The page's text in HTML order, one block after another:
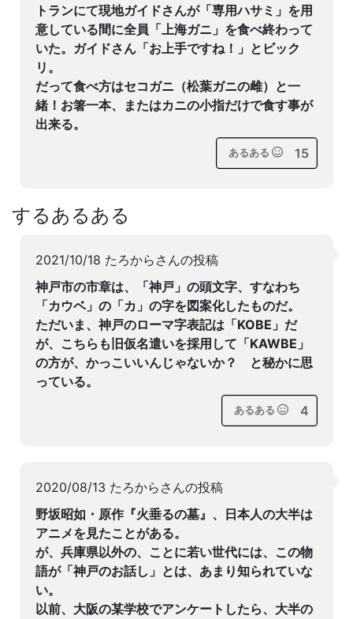
トランにて現地ガイドさんが「専用ハサミ」を用
意している間に全員「上海ガニ」を食べ終わって
いた。ガイドさん「お上手ですね！」とビック
リ。
だって食べ方はセコガニ（松葉ガニの雌）と一
緒！お箸一本、またはカニの小指だけで食す事が
出来る。
あるある 15
するあるある
2021/10/18 たろからさんの投稿
神戸市の市章は、「神戸」の頭文字、すなわち
「カウベ」の「カ」の字を図案化したものだ。
ただいま、神戸のローマ字表記は「KOBE」だ
が、こちらも旧仮名遣いを採用して「KAWBE」
の方が、かっこいいんじゃないか？ と秘かに思
っている。
あるある 4
2020/08/13 たろからさんの投稿
野坂昭如・原作『火垂るの墓』、日本人の大半は
アニメを見たことがある。
が、兵庫県以外の、ことに若い世代には、この物
語が「神戸のお話し」とは、あまり知られていな
い。
以前、大阪の某学校でアンケートしたら、大半の